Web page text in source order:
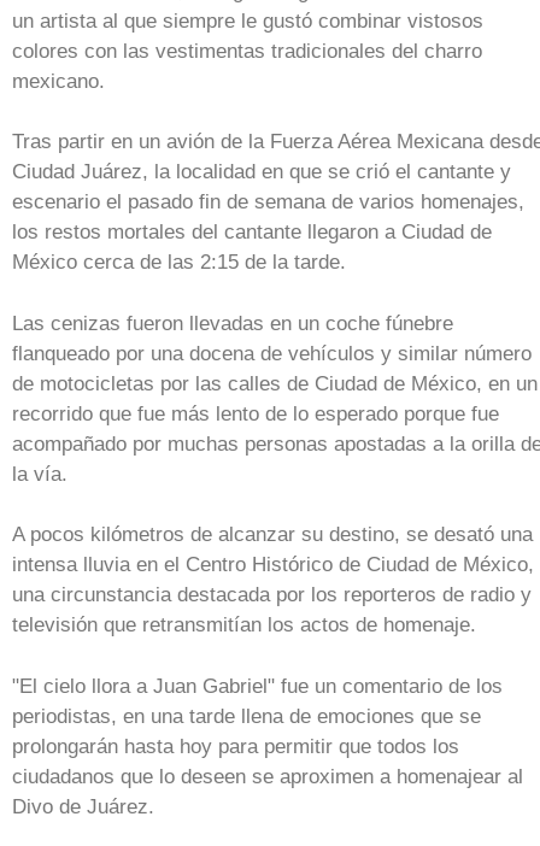
un artista al que siempre le gustó combinar vistosos
colores con las vestimentas tradicionales del charro
mexicano.
Tras partir en un avión de la Fuerza Aérea Mexicana
Ciudad Juárez, la localidad en que se crió el cantante y
escenario el pasado fin de semana de varios homenajes,
los restos mortales del cantante llegaron a Ciudad de
México cerca de las 2:15 de la tarde.
Las cenizas fueron llevadas en un coche fúnebre
flanqueado por una docena de vehículos y similar número
de motocicletas por las calles de Ciudad de México, en un
recorrido que fue más lento de lo esperado porque fue
acompañado por muchas personas apostadas a la orilla
la vía.
A pocos kilómetros de alcanzar su destino, se desató una
intensa lluvia en el Centro Histórico de Ciudad de México,
una circunstancia destacada por los reporteros de radio y
televisión que retransmitían los actos de homenaje.
"El cielo llora a Juan Gabriel" fue un comentario de los
periodistas, en una tarde llena de emociones que se
prolongarán hasta hoy para permitir que todos los
ciudadanos que lo deseen se aproximen a homenajear al
Divo de Juárez.